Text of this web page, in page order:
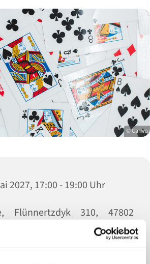
© Canva
2027, 17:00 - 19:00 Uhr
Flünnertzdyk 310, 47802